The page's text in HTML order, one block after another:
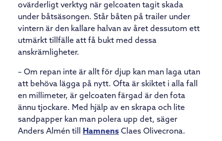
ovärderligt verktyg när gelcoaten tagit skada
under båtsäsongen. Står båten på trailer under
vintern är den kallare halvan av året dessutom ett
utmärkt tillfälle att få bukt med dessa
anskrämligheter.
– Om repan inte är allt för djup kan man laga utan
att behöva lägga på nytt. Ofta är skiktet i alla fall
en millimeter, är gelcoaten färgad är den fota
ännu tjockare. Med hjälp av en skrapa och lite
sandpapper kan man polera upp det, säger
Anders Almén till
Hamnens Claes Olivecrona.